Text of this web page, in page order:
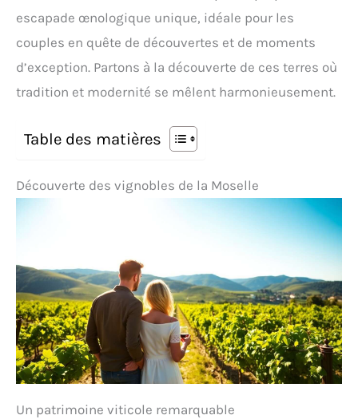
escapade œnologique unique, idéale pour les
couples en quête de découvertes et de moments
d’exception. Partons à la découverte de ces terres où
tradition et modernité se mêlent harmonieusement.
Table des matières
Découverte des vignobles de la Moselle
Un patrimoine viticole remarquable